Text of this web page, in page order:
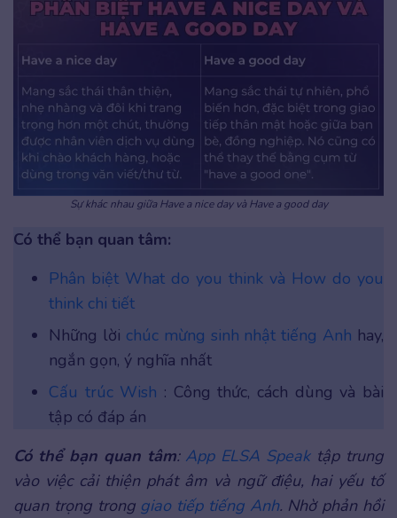
Sự khác nhau giữa Have a nice day và Have a good day
Có thể bạn quan tâm:
Phân biệt What do you think và How do you
think chi tiết
Những lời chúc mừng sinh nhật tiếng Anh hay,
ngắn gọn, ý nghĩa nhất
Cấu trúc Wish : Công thức, cách dùng và bài
tập có đáp án
Có thể bạn quan tâm: App ELSA Speaktập trung
vào việc cải thiện phát âm và ngữ điệu, hai yếu tố
quan trọng trong giao tiếp tiếng Anh. Nhờ phản hồi